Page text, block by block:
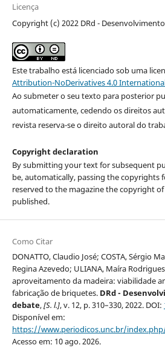
Licença
Copyright (c) 2022 DRd -
Este trabalho está licenciado sob uma
Attribution-NoDerivatives 4.0
Ao submeter o seu texto para posterior
automaticamente, cedendo os direitos
revista reserva-se o direito autoral do
Copyright declaration
By submitting your text for subsequent
be, automatically, passing the copyrights
reserved to the magazine the copyright
published.
Como Citar
DONATTO, Claudio José; COSTA, Sérgio
Regina Azevedo; ULIANA, Maíra
aproveitamento da madeira: viabilidade
fabricação de briquetes. DRd -
debate,[S. l.], v. 12, p. 310–330, 2022. DOI:
Disponível em:
https://www.periodicos.unc.br/
Acesso em: 10 ago. 2026.